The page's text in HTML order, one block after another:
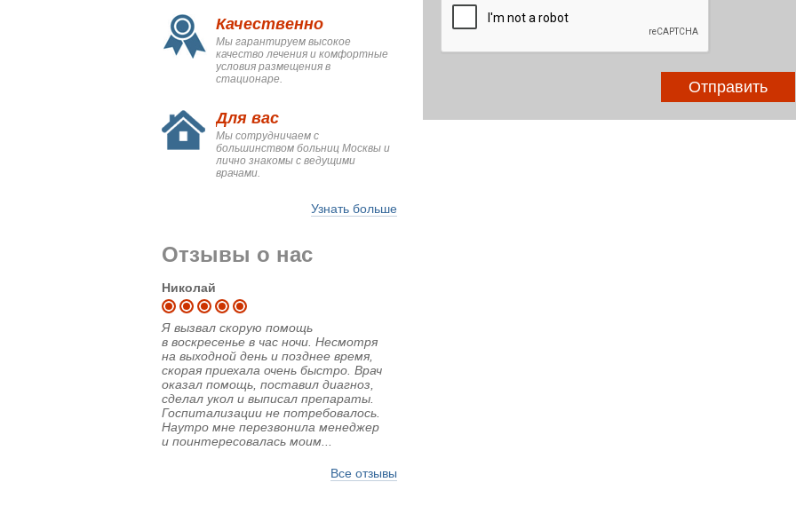
Отправить
Качественно
Мы гарантируем высокое
качество лечения и комфортные
условия размещения в
стационаре.
Для вас
Мы сотрудничаем с
большинством больниц Москвы и
лично знакомы с ведущими
врачами.
Узнать больше
Отзывы о нас
Николай
Я вызвал скорую помощь
в воскресенье в час ночи. Несмотря
на выходной день и позднее время,
скорая приехала очень быстро. Врач
оказал помощь, поставил диагноз,
сделал укол и выписал препараты.
Госпитализации не потребовалось.
Наутро мне перезвонила менеджер
и поинтересовалась моим...
Все отзывы